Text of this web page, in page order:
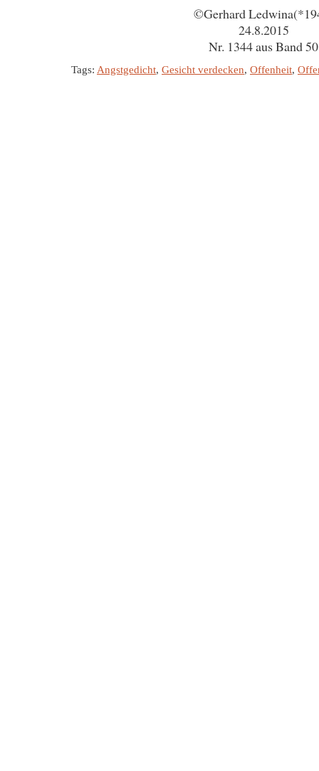
©Gerhard
24.8.2015
Nr. 1344 aus Band 50
Tags: Angstgedicht, Gesicht verdecken, Offenheit,